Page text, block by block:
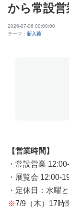
から常設営
2026-07-06 00:00:00
テーマ： 新入荷
【営業時間】
・常設営業
・展覧会 12:00-
・定休日：水曜
※7/9（木）17時